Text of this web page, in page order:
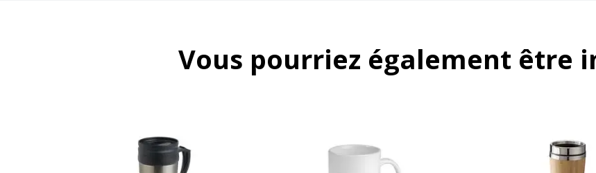
Vous pourriez également être